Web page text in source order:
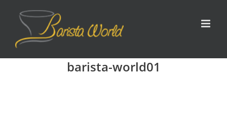
Inhalt
springen
barista-world01